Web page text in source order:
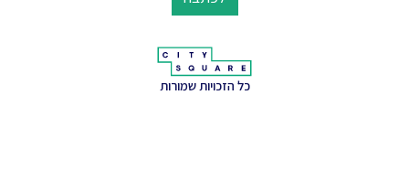
כל הזכויות שמורות